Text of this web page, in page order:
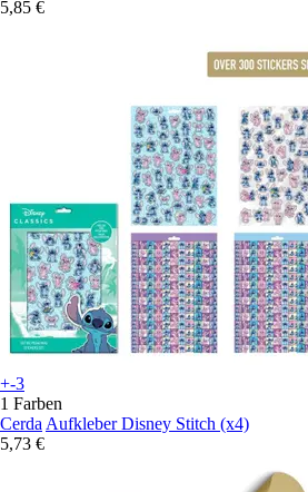
5,85 €
+-3
1 Farben
Cerda Aufkleber Disney Stitch (x4)
5,73 €